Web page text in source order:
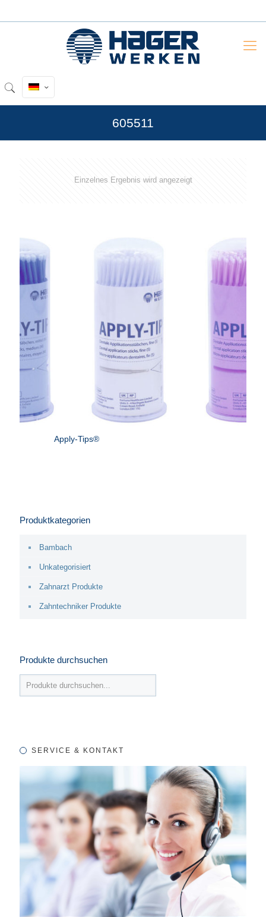
605511
Einzelnes Ergebnis wird angezeigt
Apply-Tips®
Produktkategorien
Bambach
Unkategorisiert
Zahnarzt Produkte
Zahntechniker Produkte
Produkte durchsuchen
SERVICE & KONTAKT